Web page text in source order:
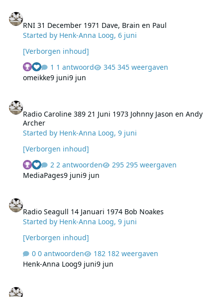
RNI 31 December 1971 Dave, Brain en Paul
Started by Henk-Anna Loog,6 juni
[Verborgen inhoud]
1 antwoord
345 weergaven
omeikke9 juni9 jun
Radio Caroline 389 21 Juni 1973 Johnny Jason en Andy
Archer
Started by Henk-Anna Loog,9 juni
[Verborgen inhoud]
2 antwoorden
295 weergaven
MediaPages9 juni9 jun
Radio Seagull 14 Januari 1974 Bob Noakes
Started by Henk-Anna Loog,9 juni
[Verborgen inhoud]
0 antwoorden
182 weergaven
Henk-Anna Loog9 juni9 jun